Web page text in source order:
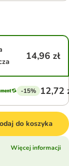
14,96 zł
-15% 12,72
do koszyka
Więcej informacji